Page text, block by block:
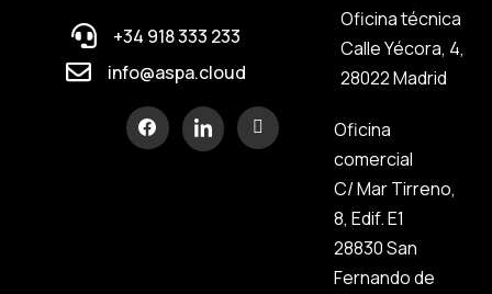
+34 918 333 233
info@aspa.cloud
Oficina técnica
Calle Yécora, 4,
28022 Madrid
Oficina
comercial
C/ Mar Tirreno,
8, Edif. E1
28830 San
Fernando de